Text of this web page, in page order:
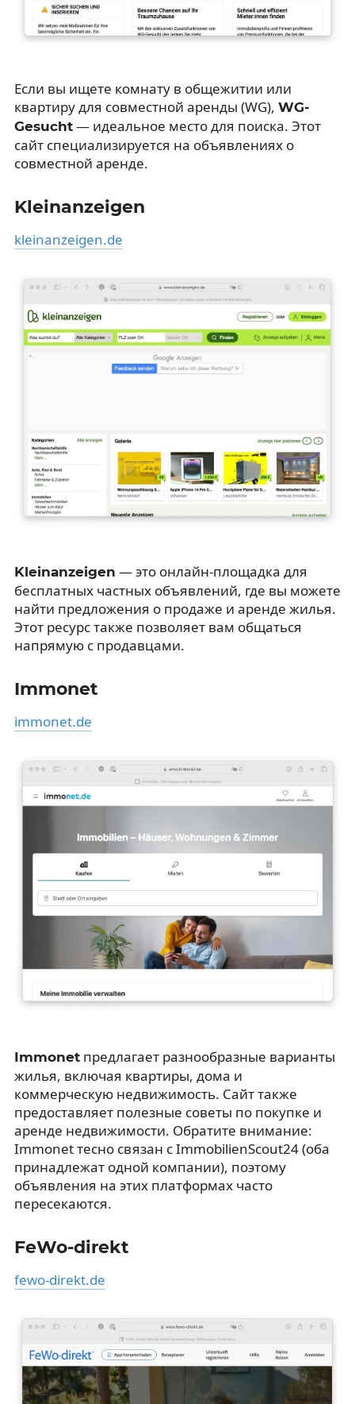
Если вы ищете комнату в общежитии или
квартиру для совместной аренды (WG), WG-
Gesucht— идеальное место для поиска. Этот
сайт специализируется на объявлениях о
совместной аренде.
Kleinanzeigen
kleinanzeigen.de
Kleinanzeigen — это онлайн-площадка для
бесплатных частных объявлений, где вы можете
найти предложения о продаже и аренде жилья.
Этот ресурс также позволяет вам общаться
напрямую с продавцами.
Immonet
immonet.de
Immonetпредлагает разнообразные варианты
жилья, включая квартиры, дома и
коммерческую недвижимость. Сайт также
предоставляет полезные советы по покупке и
аренде недвижимости. Обратите внимание:
Immonet тесно связан с ImmobilienScout24 (оба
принадлежат одной компании), поэтому
объявления на этих платформах часто
пересекаются.
FeWo-direkt
fewo-direkt.de